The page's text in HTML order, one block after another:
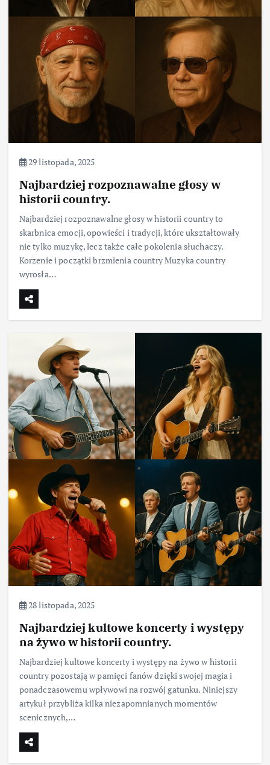
29 listopada, 2025
Najbardziej rozpoznawalne głosy w
historii country.
Najbardziej rozpoznawalne głosy w historii country to
skarbnica emocji, opowieści i tradycji, które ukształtowały
nie tylko muzykę, lecz także całe pokolenia słuchaczy.
Korzenie i początki brzmienia country Muzyka country
wyrosła…
28 listopada, 2025
Najbardziej kultowe koncerty i występy
na żywo w historii country.
Najbardziej kultowe koncerty i występy na żywo w historii
country pozostają w pamięci fanów dzięki swojej magia i
ponadczasowemu wpływowi na rozwój gatunku. Niniejszy
artykuł przybliża kilka niezapomnianych momentów
scenicznych,…